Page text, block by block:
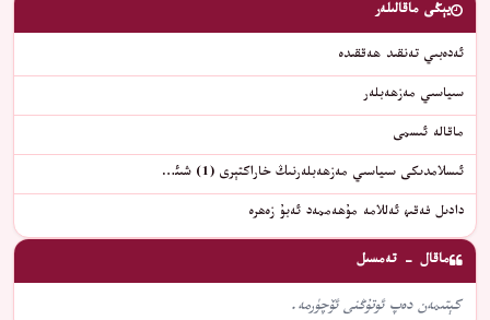
يېڭى ماقالىلەر
ئەدەبىي تەنقىد ھەققىدە
سىياسىي مەزھەبلەر
ماقالە ئىسمى
ئىسلامدىكى سىياسىي مەزھەبلەرنىڭ خاراكتېرى (1) شىئ…
دادىل فەقىھ ئەللامە مۇھەممەد ئەبۇ زەھرە
ماقال - تەمسىل
كېتىمەن دەپ ئوتۇڭنى ئۆچۈرمە.